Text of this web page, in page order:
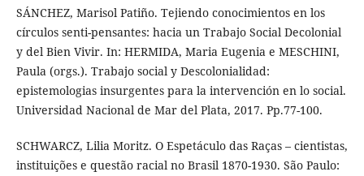
SÁNCHEZ, Marisol Patiño. Tejiendo conocimientos en los
círculos senti-pensantes: hacia un Trabajo Social Decolonial
y del Bien Vivir. In: HERMIDA, Maria Eugenia e MESCHINI,
Paula (orgs.). Trabajo social y Descolonialidad:
epistemologias insurgentes para la intervención en lo social.
Universidad Nacional de Mar del Plata, 2017. Pp.77-100.
SCHWARCZ, Lilia Moritz. O Espetáculo das Raças – cientistas,
instituições e questão racial no Brasil 1870-1930. São Paulo: